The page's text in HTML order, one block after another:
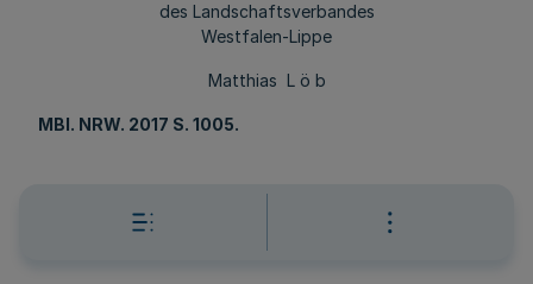
des Landschaftsverbandes
Westfalen-Lippe
Matthias L ö b
MBl. NRW. 2017 S. 1005.